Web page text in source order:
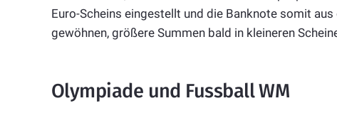
Euro-Scheins eingestellt und die Banknote somit
gewöhnen, größere Summen bald in kleineren
Olympiade und Fussball WM